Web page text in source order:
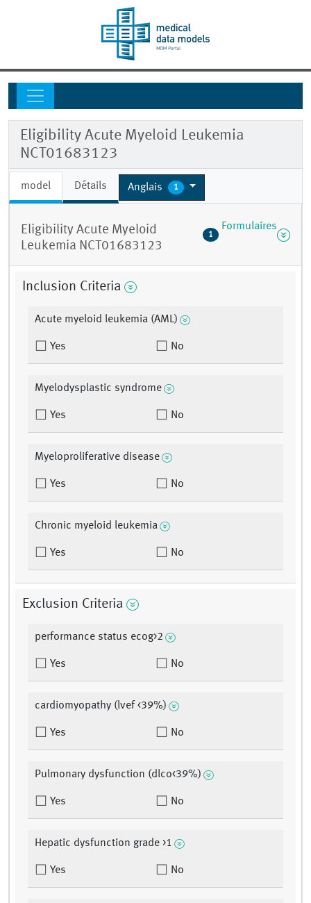
Eligibility Acute Myeloid Leukemia
NCT01683123
model Détails Anglais 1
Eligibility Acute Myeloid
Leukemia NCT01683123
1
Formulaires
Inclusion Criteria
Acute myeloid leukemia (AML)
Yes No
Myelodysplastic syndrome
Yes No
Myeloproliferative disease
Yes No
Chronic myeloid leukemia
Yes No
Exclusion Criteria
performance status ecog>2
Yes No
cardiomyopathy (lvef <39%)
Yes No
Pulmonary dysfunction (dlco<39%)
Yes No
Hepatic dysfunction grade >1
Yes No